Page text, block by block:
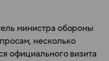
министра обороны
несколько
официального визита